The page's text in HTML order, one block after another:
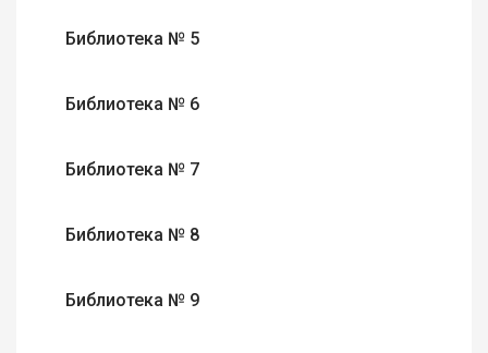
Библиотека № 5
Библиотека № 6
Библиотека № 7
Библиотека № 8
Библиотека № 9